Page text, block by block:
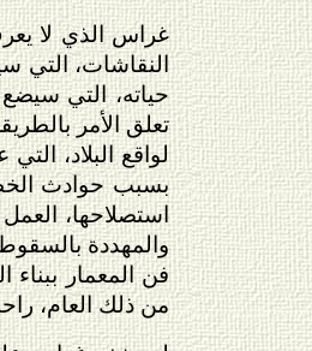
غراس الذي لا
النقاشات، التي
حياته، التي
تعلق الأمر
لواقع البلاد،
بسبب حوادث
استصلاحها،
والمهددة
فن المعمار ببناء
من ذلك العام،